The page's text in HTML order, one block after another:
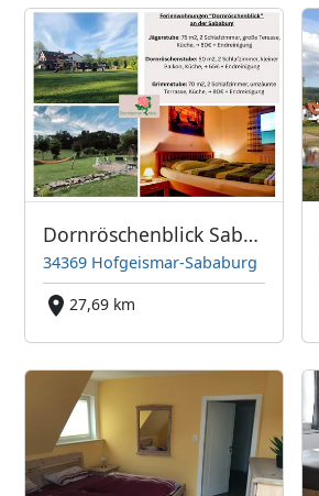
Dornröschenblick Sababurg
34369 Hofgeismar-Sababurg
27,69 km